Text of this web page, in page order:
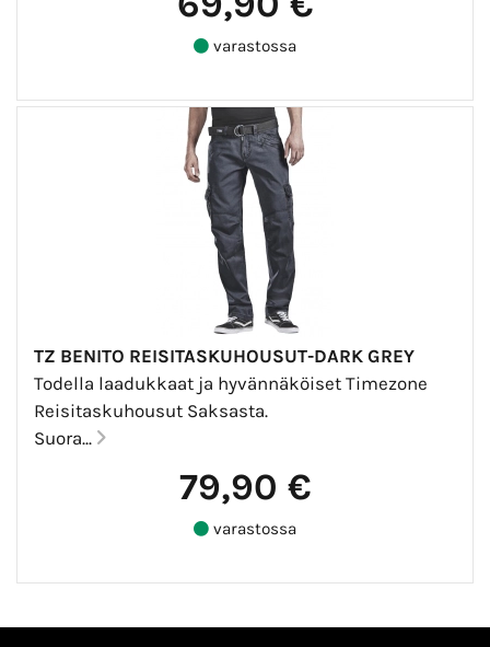
varastossa
TZ BENITO REISITASKUHOUSUT-DARK GREY
Todella laadukkaat ja hyvännäköiset Timezone
Reisitaskuhousut Saksasta.
Suora...
79,90 €
varastossa